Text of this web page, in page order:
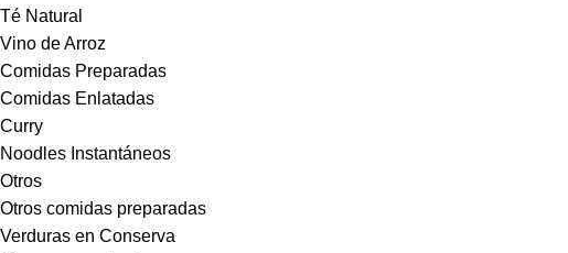
Té Natural
Vino de Arroz
Comidas Preparadas
Comidas Enlatadas
Curry
Noodles Instantáneos
Otros
Otros comidas preparadas
Verduras en Conserva